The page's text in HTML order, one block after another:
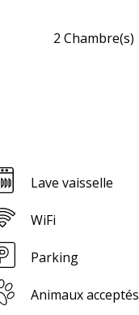
2 Chambre(s)
Lave vaisselle
WiFi
Parking
Animaux acceptés